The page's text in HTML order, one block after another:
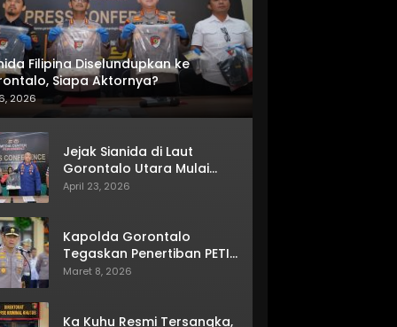
Filipina Diselundupkan ke
Siapa Aktornya?
2026
Jejak Sianida di Laut
Gorontalo Utara Mulai
Terkuak
April 23, 2026
Kapolda Gorontalo
Tegaskan Penertiban PETI
Terus Berjalan
Maret 8, 2026
Ka Kuhu Resmi Tersangka,